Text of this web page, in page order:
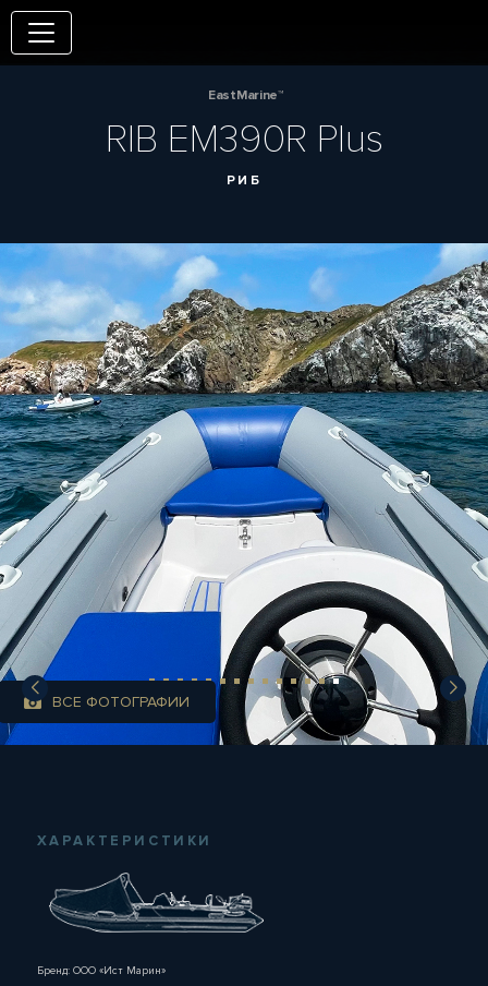
EastMarine™
RIB EM390R Plus
РИБ
ВСЕ ФОТОГРАФИИ
ХАРАКТЕРИСТИКИ
Бренд: ООО «Ист Марин»